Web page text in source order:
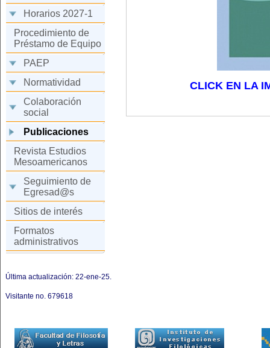
Horarios 2027-1
Procedimiento de
Préstamo de Equipo
PAEP
Normatividad
Colaboración
social
Publicaciones
Revista Estudios
Mesoamericanos
Seguimiento de
Egresad@s
Sitios de interés
Formatos
administrativos
Última actualización: 22-ene-25.
Visitante no. 679618
CLICK EN LA